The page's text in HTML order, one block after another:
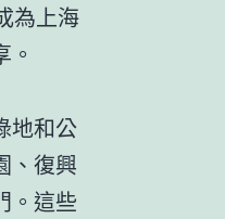
為上海
地和公
、復興
。這些